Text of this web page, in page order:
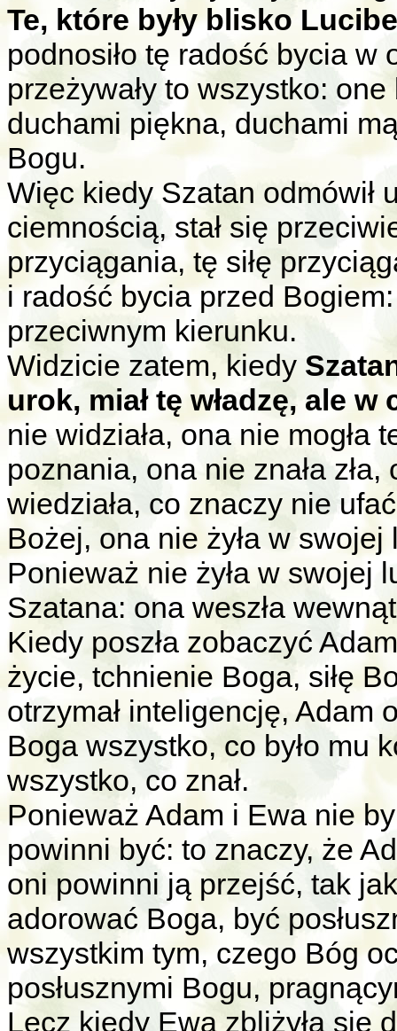
Te, które były blisko
podnosiło tę radość bycia
przeżywały to wszystko:
duchami piękna, duchami
Bogu.
Więc kiedy Szatan odmówił
ciemnością, stał się
przyciągania, tę siłę
i radość bycia przed
przeciwnym kierunku.
Widzicie zatem, kiedy
urok, miał tę władzę, ale
nie widziała, ona nie mogła
poznania, ona nie znała
wiedziała, co znaczy nie
Bożej, ona nie żyła w
Ponieważ nie żyła w swojej
Szatana: ona weszła
Kiedy poszła zobaczyć
życie, tchnienie Boga, siłę
otrzymał inteligencję, Adam
Boga wszystko, co było mu
wszystko, co znał.
Ponieważ Adam i Ewa nie
powinni być: to znaczy, że
oni powinni ją przejść, tak
adorować Boga, być
wszystkim tym, czego Bóg
posłusznymi Bogu,
Lecz kiedy Ewa zbliżyła się